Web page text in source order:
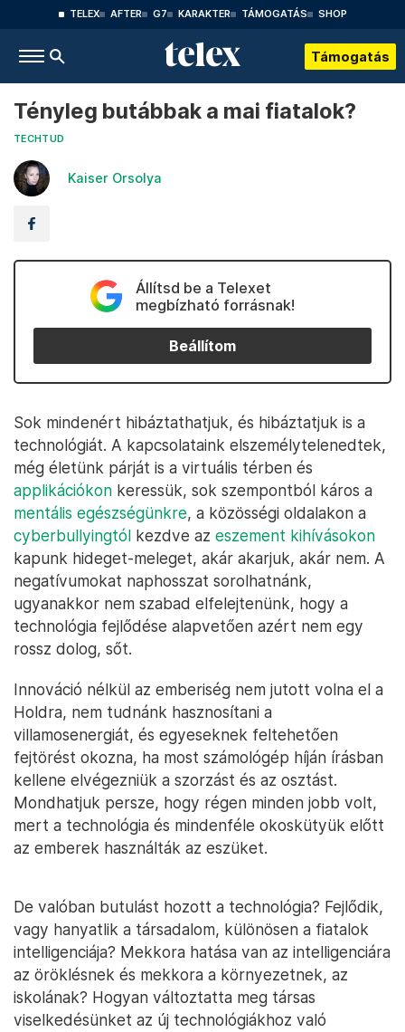
TELEX AFTER G7 KARAKTER TÁMOGATÁS SHOP
Támogatás
Tényleg butábbak a mai fiatalok?
TECHTUD
Kaiser Orsolya
Állítsd be a Telexet
megbízható forrásnak!
Beállítom
Sok mindenért hibáztathatjuk, és hibáztatjuk is a
technológiát. A kapcsolataink elszemélytelenedtek,
még életünk párját is a virtuális térben és
applikációkon keressük, sok szempontból káros a
mentális egészségünkre, a közösségi oldalakon a
cyberbullyingtól kezdve az eszement kihívásokon
kapunk hideget-meleget, akár akarjuk, akár nem. A
negatívumokat naphosszat sorolhatnánk,
ugyanakkor nem szabad elfelejtenünk, hogy a
technológia fejlődése alapvetően azért nem egy
rossz dolog, sőt.
Innováció nélkül az emberiség nem jutott volna el a
Holdra, nem tudnánk hasznosítani a
villamosenergiát, és egyeseknek feltehetően
fejtörést okozna, ha most számológép híján írásban
kellene elvégezniük a szorzást és az osztást.
Mondhatjuk persze, hogy régen minden jobb volt,
mert a technológia és mindenféle okoskütyük előtt
az emberek használták az eszüket.
De valóban butulást hozott a technológia? Fejlődik,
vagy hanyatlik a társadalom, különösen a fiatalok
intelligenciája? Mekkora hatása van az intelligenciára
az öröklésnek és mekkora a környezetnek, az
iskolának? Hogyan változtatta meg társas
viselkedésünket az új technológiákhoz való